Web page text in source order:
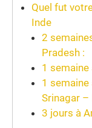
Quel fut
Inde
2
Pradesh :
1 semaine
1 semaine
Srinagar –
3 jours à